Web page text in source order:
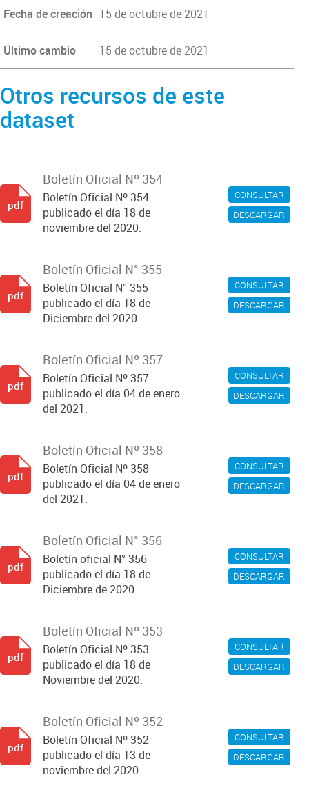
Fecha de creación 15 de octubre de 2021
Último cambio 15 de octubre de 2021
Otros recursos de este
dataset
CONSULTAR
DESCARGAR
Boletín Oficial Nº 354
Boletín Oficial Nº 354
publicado el día 18 de
noviembre del 2020.
pdf
CONSULTAR
DESCARGAR
Boletín Oficial N° 355
Boletín Oficial N° 355
publicado el día 18 de
Diciembre del 2020.
pdf
CONSULTAR
DESCARGAR
Boletín Oficial Nº 357
Boletín Oficial Nº 357
publicado el día 04 de enero
del 2021.
pdf
CONSULTAR
DESCARGAR
Boletín Oficial Nº 358
Boletín Oficial Nº 358
publicado el día 04 de enero
del 2021.
pdf
CONSULTAR
DESCARGAR
Boletín Oficial N° 356
Boletín oficial N° 356
publicado el día 18 de
Diciembre de 2020.
pdf
CONSULTAR
DESCARGAR
Boletín Oficial Nº 353
Boletín Oficial Nº 353
publicado el día 18 de
Noviembre del 2020.
pdf
CONSULTAR
DESCARGAR
Boletín Oficial Nº 352
Boletín Oficial Nº 352
publicado el día 13 de
noviembre del 2020.
pdf